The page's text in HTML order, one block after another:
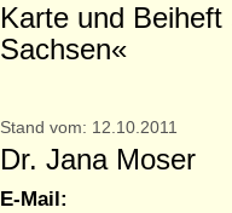
Karte und
Sachsen«
Stand vom: 12.10.2011
Dr. Jana Moser
E-Mail: